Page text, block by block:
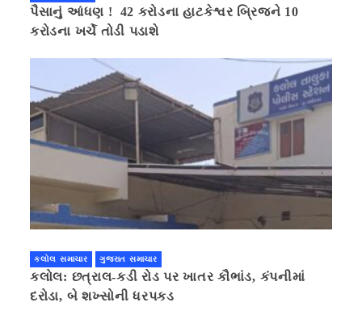
પૈસાનું આંધણ ! 42 કરોડના હાટકેશ્વર બ્રિજને 10
કરોડના ખર્ચે તોડી પડાશે
કલોલ સમાચાર ગુજરાત સમાચાર
કલોલ: છત્રાલ-કડી રોડ પર ખાતર કૌભાંડ, કંપનીમાં
દરોડા, બે શખ્સોની ધરપકડ